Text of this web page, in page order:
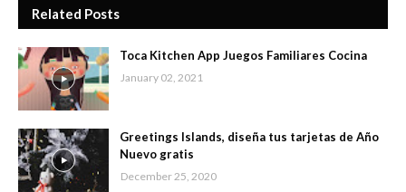
Related Posts
Toca Kitchen App Juegos Familiares Cocina
January 02, 2021
Greetings Islands, diseña tus tarjetas de Año
Nuevo gratis
December 25, 2020